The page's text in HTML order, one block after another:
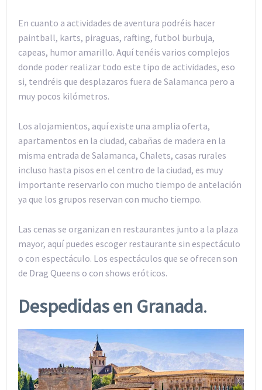
En cuanto a actividades de aventura podréis hacer
paintball, karts, piraguas, rafting, futbol burbuja,
capeas, humor amarillo. Aquí tenéis varios complejos
donde poder realizar todo este tipo de actividades, eso
si, tendréis que desplazaros fuera de Salamanca pero a
muy pocos kilómetros.
Los alojamientos, aquí existe una amplia oferta,
apartamentos en la ciudad, cabañas de madera en la
misma entrada de Salamanca, Chalets, casas rurales
incluso hasta pisos en el centro de la ciudad, es muy
importante reservarlo con mucho tiempo de antelación
ya que los grupos reservan con mucho tiempo.
Las cenas se organizan en restaurantes junto a la plaza
mayor, aquí puedes escoger restaurante sin espectáculo
o con espectáculo. Los espectáculos que se ofrecen son
de Drag Queens o con shows eróticos.
Despedidas en Granada.